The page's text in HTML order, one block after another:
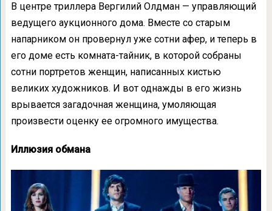
В центре триллера Вергилий Олдман — управляющий
ведущего аукционного дома. Вместе со старым
напарником он провернул уже сотни афер, и теперь в
его доме есть комната-тайник, в которой собраны
сотни портретов женщин, написанных кистью
великих художников. И вот однажды в его жизнь
врывается загадочная женщина, умоляющая
произвести оценку ее огромного имущества.
Иллюзия обмана